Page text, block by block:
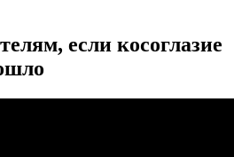
если косоглазие